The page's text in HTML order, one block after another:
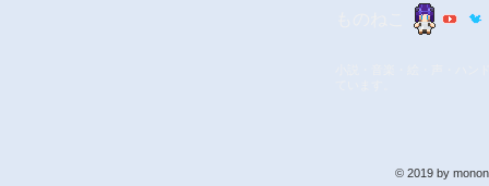
© 2019 by